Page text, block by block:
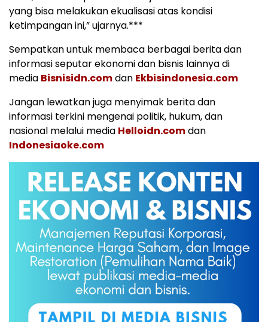
yang bisa melakukan ekualisasi atas kondisi
ketimpangan ini,” ujarnya.***
Sempatkan untuk membaca berbagai berita dan
informasi seputar ekonomi dan bisnis lainnya di
media Bisnisidn.comdan Ekbisindonesia.com
Jangan lewatkan juga menyimak berita dan
informasi terkini mengenai politik, hukum, dan
nasional melalui media Helloidn.comdan
Indonesiaoke.com